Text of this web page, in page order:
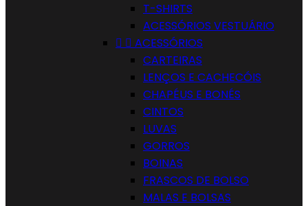
T-SHIRTS
ACESSÓRIOS VESTUÁRIO
  ACESSÓRIOS
CARTEIRAS
LENÇOS E CACHECÓIS
CHAPÉUS E BONÉS
CINTOS
LUVAS
GORROS
BOINAS
FRASCOS DE BOLSO
MALAS E BOLSAS